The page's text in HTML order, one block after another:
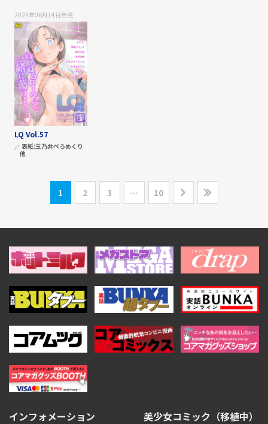
2024年06月14日発売
LQ Vol.57
表紙:玉乃井ぺろめくり
他
1 2 3 … 10
インフォメーション
美少女コミック（移植中）